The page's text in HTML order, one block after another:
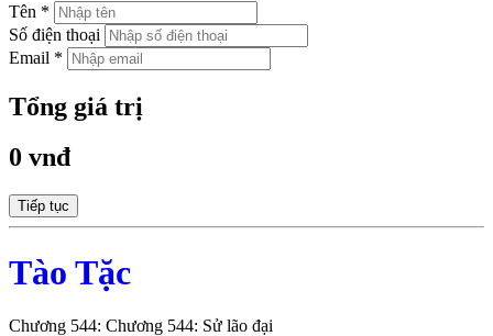
Tên *
Số điện thoại
Email *
Tổng giá trị
0 vnđ
Tiếp tục
Tào Tặc
Chương 544: Chương 544: Sử lão đại